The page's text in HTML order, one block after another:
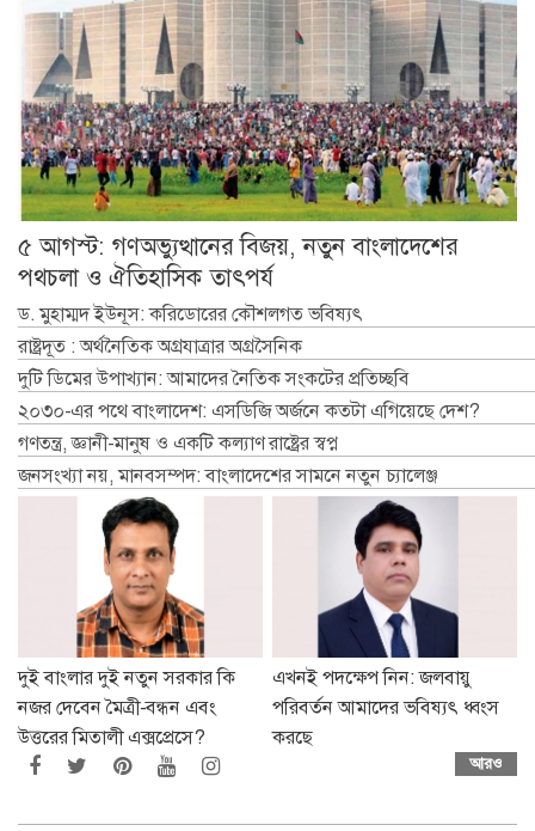
৫ আগস্ট: গণঅভ্যুত্থানের বিজয়, নতুন বাংলাদেশের
পথচলা ও ঐতিহাসিক তাৎপর্য
ড. মুহাম্মদ ইউনূস: করিডোরের কৌশলগত ভবিষ্যৎ
রাষ্ট্রদূত : অর্থনৈতিক অগ্রযাত্রার অগ্রসৈনিক
দুটি ডিমের উপাখ্যান: আমাদের নৈতিক সংকটের প্রতিচ্ছবি
২০৩০-এর পথে বাংলাদেশ: এসডিজি অর্জনে কতটা এগিয়েছে দেশ?
গণতন্ত্র, জ্ঞানী-মানুষ ও একটি কল্যাণ রাষ্ট্রের স্বপ্ন
জনসংখ্যা নয়, মানবসম্পদ: বাংলাদেশের সামনে নতুন চ্যালেঞ্জ
দুই বাংলার দুই নতুন সরকার কি
নজর দেবেন মৈত্রী-বন্ধন এবং
উত্তরের মিতালী এক্সপ্রেসে?
এখনই পদক্ষেপ নিন: জলবায়ু
পরিবর্তন আমাদের ভবিষ্যৎ ধ্বংস
করছে
আরও